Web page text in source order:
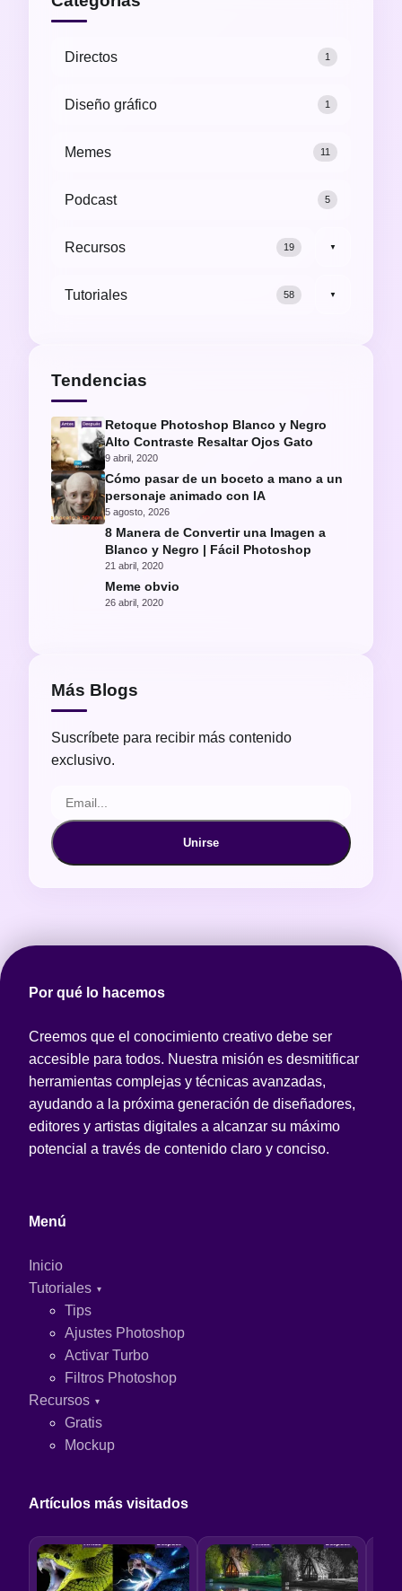
Directos 1
Diseño gráfico 1
Memes 11
Podcast 5
Recursos 19 ▼
Tutoriales 58 ▼
Tendencias
Retoque Photoshop Blanco y Negro
Alto Contraste Resaltar Ojos Gato
9 abril, 2020
Cómo pasar de un boceto a mano a un
personaje animado con IA
5 agosto, 2026
8 Manera de Convertir una Imagen a
Blanco y Negro | Fácil Photoshop
21 abril, 2020
Meme obvio
26 abril, 2020
Más Blogs
Suscríbete para recibir más contenido
exclusivo.
Unirse
Por qué lo hacemos
Creemos que el conocimiento creativo debe ser
accesible para todos. Nuestra misión es desmitificar
herramientas complejas y técnicas avanzadas,
ayudando a la próxima generación de diseñadores,
editores y artistas digitales a alcanzar su máximo
potencial a través de contenido claro y conciso.
Menú
Inicio
Tutoriales
Tips
Ajustes Photoshop
Activar Turbo
Filtros Photoshop
Recursos
Gratis
Mockup
Artículos más visitados